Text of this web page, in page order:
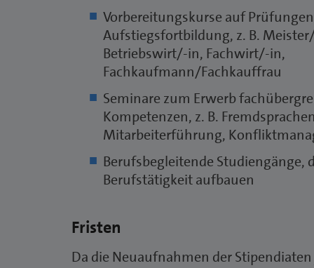
Vorbereitungskurse auf
Aufstiegsfortbildung, z. B.
Betriebswirt/-in, Fachwirt/-in,
Fachkaufmann/Fachkauffrau
Seminare zum Erwerb
Kompetenzen, z. B.
Mitarbeiterführung,
Berufsbegleitende Studiengänge,
Berufstätigkeit aufbauen
Fristen
Da die Neuaufnahmen der